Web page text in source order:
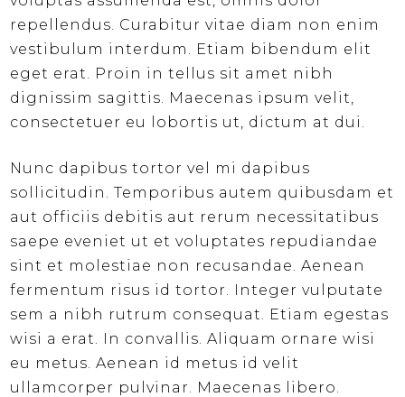
repellendus. Curabitur vitae diam non enim
vestibulum interdum. Etiam bibendum elit
eget erat. Proin in tellus sit amet nibh
dignissim sagittis. Maecenas ipsum velit,
consectetuer eu lobortis ut, dictum at dui.
Nunc dapibus tortor vel mi dapibus
sollicitudin. Temporibus autem quibusdam et
aut officiis debitis aut rerum necessitatibus
saepe eveniet ut et voluptates repudiandae
sint et molestiae non recusandae. Aenean
fermentum risus id tortor. Integer vulputate
sem a nibh rutrum consequat. Etiam egestas
wisi a erat. In convallis. Aliquam ornare wisi
eu metus. Aenean id metus id velit
ullamcorper pulvinar. Maecenas libero.